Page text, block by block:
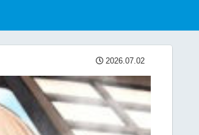
2026.07.02